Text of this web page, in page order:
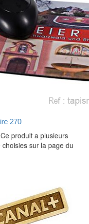
270
Ce produit a plusieurs
sur la page du